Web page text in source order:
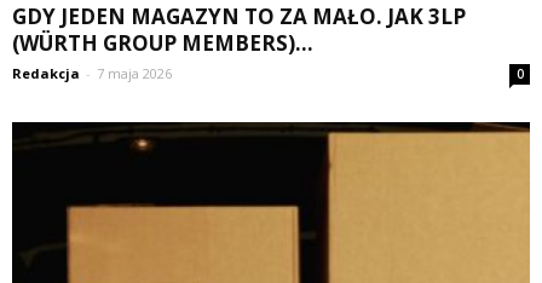
GDY JEDEN MAGAZYN TO ZA MAŁO. JAK 3LP
(WÜRTH GROUP MEMBERS)...
Redakcja - 7 maja 2026 0